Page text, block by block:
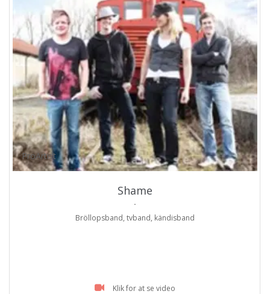
ProArtist
Shame
.
Bröllopsband, tvband, kändisband
Klik for at se video